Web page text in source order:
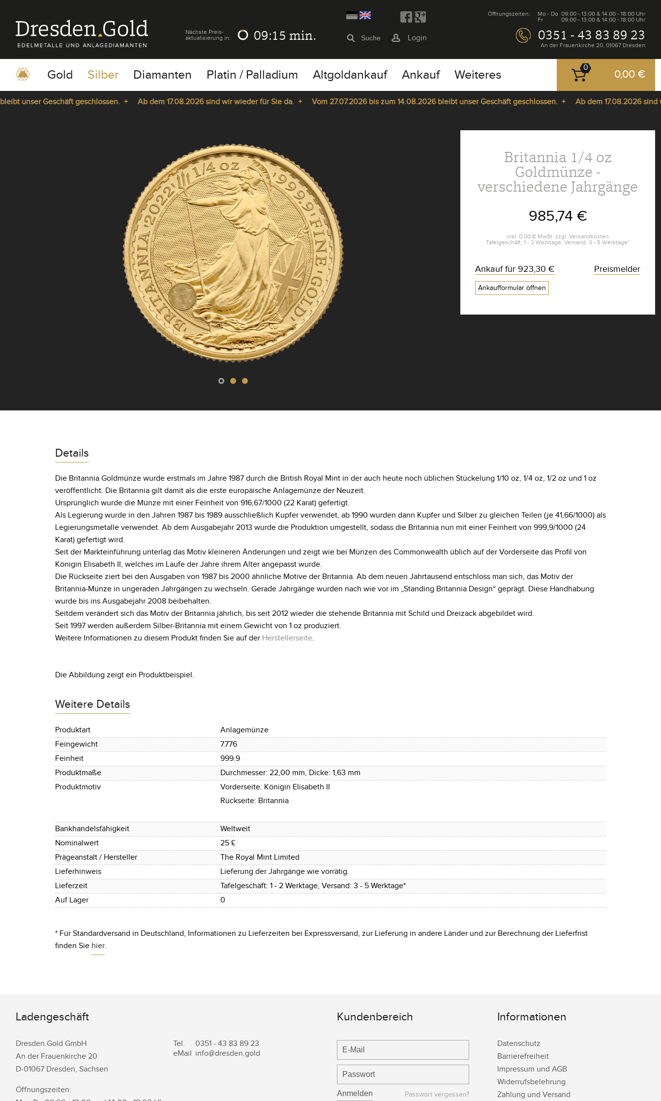
Nächste Preis-
aktualisierung in:
09:15 min. Login
Mo - Do 09:00 - 13:00 & 14:00 - 18:00 Uhr
Fr
09:00 - 13:00 & 14:00 - 18:00 Uhr
Öffnungszeiten:
0351 - 43 83 89 23
An der Frauenkirche 20, 01067 Dresden
Gold Silber Diamanten Platin / Palladium Altgoldankauf Ankauf Weiteres
0
0,00 €
unser Geschäft geschlossen. + Ab dem 17.08.2026 sind wir wieder für Sie da. + Vom 27.07.2026 bis zum 14.08.2026 bleibt unser Geschäft geschlossen. +
Ab dem 17.08.2026 sind wir
Britannia 1/4 oz
Goldmünze -
verschiedene Jahrgänge
985,74 €
inkl. 0,00 € MwSt. zzgl. Versandkosten
Tafelgeschäft: 1 - 2 Werktage, Versand: 3 - 5 Werktage*
Ankauf für 923,30 €
Ankaufformular öffnen
Preismelder
Details
Die Britannia Goldmünze wurde erstmals im Jahre 1987 durch die British Royal Mint in der auch heute noch üblichen Stückelung 1/10 oz, 1/4 oz, 1/2 oz und 1 oz
veröffentlicht. Die Britannia gilt damit als die erste europäische Anlagemünze der Neuzeit.
Ursprünglich wurde die Münze mit einer Feinheit von 916,67/1000 (22 Karat) gefertigt.
Als Legierung wurde in den Jahren 1987 bis 1989 ausschließlich Kupfer verwendet, ab 1990 wurden dann Kupfer und Silber zu gleichen Teilen (je 41,66/1000) als
Legierungsmetalle verwendet. Ab dem Ausgabejahr 2013 wurde die Produktion umgestellt, sodass die Britannia nun mit einer Feinheit von 999,9/1000 (24
Karat) gefertigt wird.
Seit der Markteinführung unterlag das Motiv kleineren Änderungen und zeigt wie bei Münzen des Commonwealth üblich auf der Vorderseite das Profil von
Königin Elisabeth II, welches im Laufe der Jahre ihrem Alter angepasst wurde.
Die Rückseite ziert bei den Ausgaben von 1987 bis 2000 ähnliche Motive der Britannia. Ab dem neuen Jahrtausend entschloss man sich, das Motiv der
Britannia-Münze in ungeraden Jahrgängen zu wechseln. Gerade Jahrgänge wurden nach wie vor im „Standing Britannia Design“ geprägt. Diese Handhabung
wurde bis ins Ausgabejahr 2008 beibehalten.
Seitdem verändert sich das Motiv der Britannia jährlich, bis seit 2012 wieder die stehende Britannia mit Schild und Dreizack abgebildet wird.
Seit 1997 werden außerdem Silber-Britannia mit einem Gewicht von 1 oz produziert.
Weitere Informationen zu diesem Produkt finden Sie auf der Herstellerseite.
Die Abbildung zeigt ein Produktbeispiel.
Weitere Details
Produktart
Anlagemünze
Feingewicht
7.776
Feinheit
999.9
Produktmaße
Durchmesser: 22,00 mm, Dicke: 1,63 mm
Produktmotiv
Vorderseite: Königin Elisabeth II
Rückseite: Britannia
Bankhandelsfähigkeit
Weltweit
Nominalwert
25 £
Prägeanstalt / Hersteller
The Royal Mint Limited
Lieferhinweis
Lieferung der Jahrgänge wie vorrätig.
Lieferzeit
Tafelgeschäft: 1 - 2 Werktage, Versand: 3 - 5 Werktage*
Auf Lager
0
* Für Standardversand in Deutschland, Informationen zu Lieferzeiten bei Expressversand, zur Lieferung in andere Länder und zur Berechnung der Lieferfrist
finden Sie hier.
Ladengeschäft
Dresden.Gold GmbH
An der Frauenkirche 20
D-01067 Dresden, Sachsen
Öffnungszeiten:
Tel. 0351 - 43 83 89 23
eMail info@dresden.gold
Kundenbereich
Passwort vergessen?
Informationen
Datenschutz
Barrierefreiheit
Impressum und AGB
Widerrufsbelehrung
Zahlung und Versand